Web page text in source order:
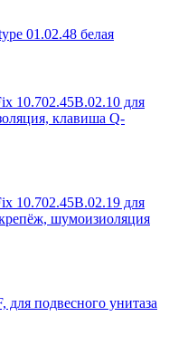
01.02.48 белая
10.702.45B.02.10 для
клавиша Q-
10.702.45B.02.19 для
шумоизиоляция
подвесного унитаза